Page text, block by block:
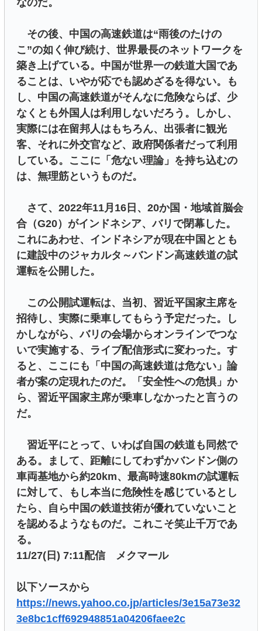
なのだ。
その後、中国の高速鉄道は“雨後のたけの
こ”の如く伸び続け、世界最長のネットワークを
築き上げている。中国が世界一の鉄道大国であ
ることは、いやが応でも認めざるを得ない。も
し、中国の高速鉄道がそんなに危険ならば、少
なくとも外国人は利用しないだろう。しかし、
実際には在留邦人はもちろん、出張者に観光
客、それに外交官など、政府関係者だって利用
している。ここに「危ない理論」を持ち込むの
は、無理筋というものだ。
さて、2022年11月16日、20か国・地域首脳会
合（G20）がインドネシア、バリで閉幕した。
これにあわせ、インドネシアが現在中国ととも
に建設中のジャカルタ～バンドン高速鉄道の試
運転を公開した。
この公開試運転は、当初、習近平国家主席を
招待し、実際に乗車してもらう予定だった。し
かしながら、バリの会場からオンラインでつな
いで実施する、ライブ配信形式に変わった。す
ると、ここにも「中国の高速鉄道は危ない」論
者が案の定現れたのだ。「安全性への危惧」か
ら、習近平国家主席が乗車しなかったと言うの
だ。
習近平にとって、いわば自国の鉄道も同然で
ある。まして、距離にしてわずかバンドン側の
車両基地から約20km、最高時速80kmの試運転
に対して、もし本当に危険性を感じているとし
たら、自ら中国の鉄道技術が優れていないこと
を認めるようなものだ。これこそ笑止千万であ
る。
11/27(日) 7:11配信 メクマール
以下ソースから
https://news.yahoo.co.jp/articles/3e15a73e32
3e8bc1cff692948851a04206faee2c